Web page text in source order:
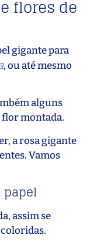
flores de
gigante para
, ou até mesmo
alguns
flor montada.
a rosa gigante
Vamos
assim se